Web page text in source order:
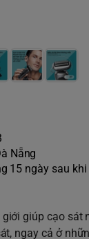
Nẵng
15 ngày sau
giúp cạo sát
ngay cả ở